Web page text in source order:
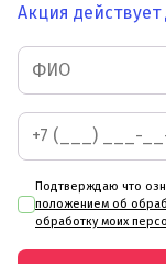
Акция действует
Подтверждаю что
положением об
обработку моих